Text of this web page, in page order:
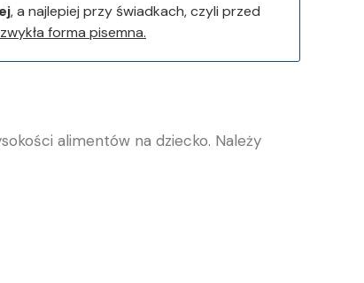
, a najlepiej przy świadkach, czyli przed
forma pisemna.
alimentów na dziecko. Należy